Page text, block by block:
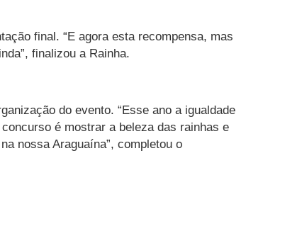
final. “E agora esta recompensa, mas
finalizou a Rainha.
do evento. “Esse ano a igualdade
é mostrar a beleza das rainhas e
nossa Araguaína”, completou o